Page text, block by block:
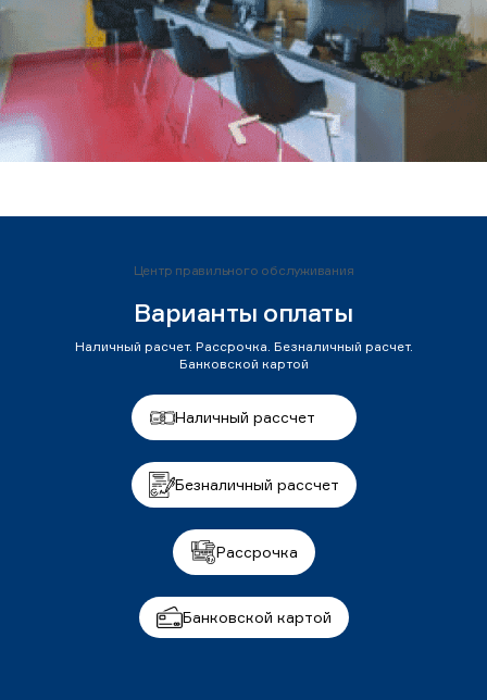
Центр правильного обслуживания
Варианты оплаты
Наличный расчет. Рассрочка. Безналичный расчет.
Банковской картой
Наличный рассчет
Безналичный рассчет
Рассрочка
Банковской картой